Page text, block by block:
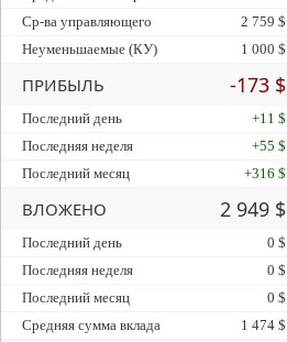
Ср-ва управляющего
2 759 $
Неуменьшаемые (КУ)
1 000 $
ПРИБЫЛЬ -173 $
Последний день
+11 $
Последняя неделя
+55 $
Последний месяц
+316 $
ВЛОЖЕНО 2 949 $
Последний день
0 $
Последняя неделя
0 $
Последний месяц
0 $
Средняя сумма вклада
1 474 $